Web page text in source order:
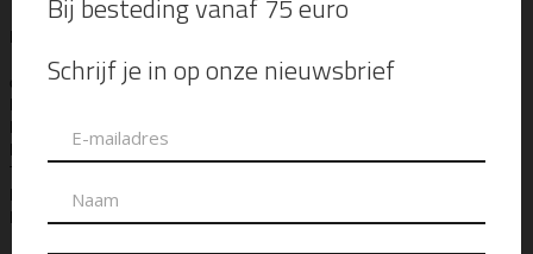
Avondtasje
Bandana Beanie Bedel
Clutch
Creditcard Houder Creditcard Wallet Crossbody
de Parfum
Enkelbandje Enveloptas Etherische Olie
Handschoen
Home-Spray
Tasje
Navulling Reed Diffuser
Diffuser
Riem Ring Rugtas Rugzak Sample Kit
Schoenen